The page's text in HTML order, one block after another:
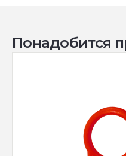
Понадобится